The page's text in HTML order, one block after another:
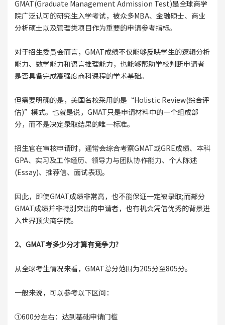
GMAT(Graduate Management Admission Test)是全球商学
院广泛认可的研究生入学考试，被众多MBA、金融硕士、商业
分析硕士以及管理类项目作为重要的申请参考指标。
对于招生委员会而言，GMAT成绩不仅能够反映学生的逻辑分析
能力、数学能力和语言推理能力，也能够帮助学校判断申请者
是否具备完成高强度商科课程的学术基础。
但需要明确的是，美国名校采用的是“Holistic Review(综合评
估)”模式。也就是说，GMAT只是申请材料中的一个组成部
分，而不是决定录取结果的唯一标准。
招生官在审核申请时，通常会综合考察GMAT或GRE成绩、本科
GPA、实习及工作经历、领导力与团队协作能力、个人陈述
(Essay)、推荐信、面试表现。
因此，即使GMAT成绩非常高，也不能保证一定被录取;而部分
GMAT成绩并非特别突出的申请者，也有机会凭借优秀的背景进
入世界顶尖商学院。
2、GMAT考多少分才算有竞争力?
从全球考生情况来看，GMAT总分范围为205分至805分。
一般来说，可以参考以下区间：
①600分左右：达到基础申请门槛